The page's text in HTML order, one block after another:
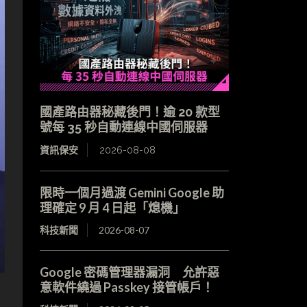
國產路由器秘藏後門！逾 20 款型
號每 35 秒自動連線中國伺服器
資訊保安 2026-08-08
限時一個月過渡 Gemini Google 助
理確定 9 月 4 日起「熄機」
科技新聞 2026-08-07
Google 密碼管理器漏洞 允許惡
意軟件繞過 Passkey 接管帳戶！